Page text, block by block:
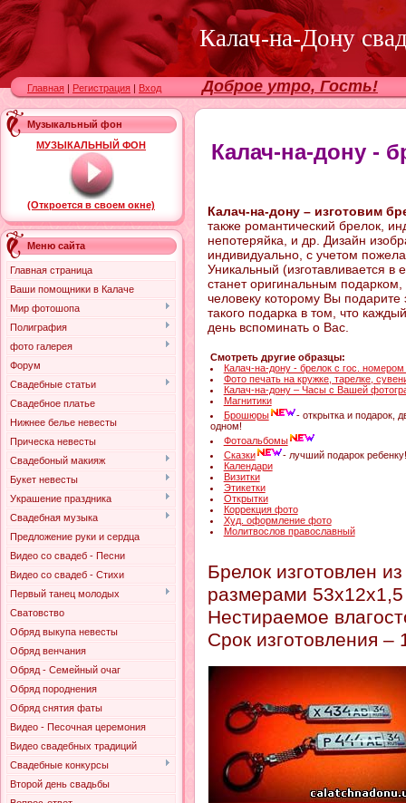
Калач-на-Дону
Главная | Регистрация | Вход Доброе утро, Гость!
Музыкальный фон
МУЗЫКАЛЬНЫЙ ФОН
(Откроется в своем окне)
Меню сайта
Главная страница
Ваши помощники в Калаче
Мир фотошопа
Полиграфия
фото галерея
Форум
Свадебные статьи
Свадебное платье
Нижнее белье невесты
Прическа невесты
Свадебоный макияж
Букет невесты
Украшение праздника
Свадебная музыка
Предложение руки и сердца
Видео со свадеб - Песни
Видео со свадеб - Стихи
Первый танец молодых
Сватовство
Обряд выкупа невесты
Обряд венчания
Обряд - Семейный очаг
Обряд породнения
Обряд снятия фаты
Видео - Песочная церемония
Видео свадебных традиций
Свадебные конкурсы
Второй день свадьбы
Калач-на-дону -
Калач-на-дону – изготовим
также романтический брелок,
непотеряйка, и др. Дизайн
индивидуально, с учетом
Уникальный (изготавливается
станет оригинальным подарком,
человеку которому Вы
такого подарка в том, что
день вспоминать о Вас.
Смотреть другие образцы:
Калач-на-дону - брелок с гос. номером
Фото печать на кружке, тарелке,
Калач-на-дону – Часы с Вашей
Магнитики
Брошюры
- открытка и подарок,
одном!
Фотоальбомы
Сказки
- лучший подарок ребенку!
Календари
Визитки
Этикетки
Открытки
Коррекция фото
Худ. оформление фото
Молитвослов православный
Брелок изготовлен
размерами
Нестираемое
Срок изготовления –